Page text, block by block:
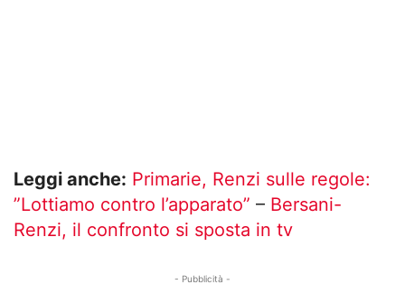
Leggi anche: Primarie, Renzi sulle regole:
”Lottiamo contro l’apparato” – Bersani-
Renzi, il confronto si sposta in tv
- Pubblicità -